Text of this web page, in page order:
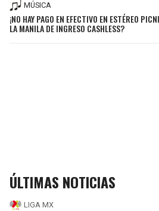
MÚSICA
¡NO HAY PAGO EN EFECTIVO EN ESTÉREO
LA MANILA DE INGRESO CASHLESS?
ÚLTIMAS NOTICIAS
LIGA MX